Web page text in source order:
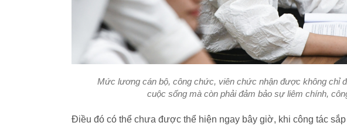
Mức lương cán bộ, công chức, viên chức nhận được không chỉ
cuộc sống mà còn phải đảm bảo sự liêm chính,
Điều đó có thể chưa được thể hiện ngay bây giờ, khi công tác